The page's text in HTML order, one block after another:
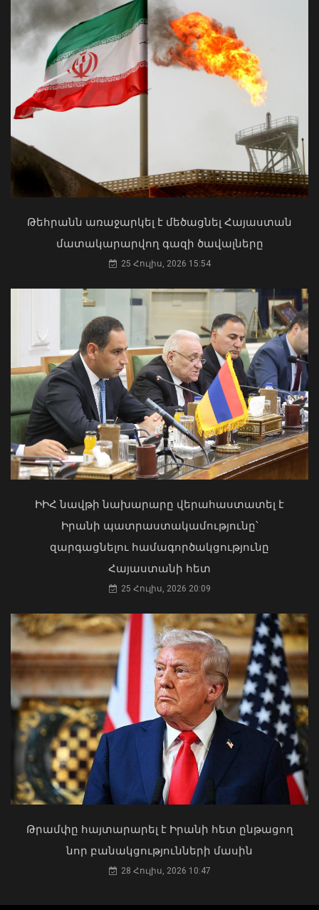
Գեղարքունիքի մարզում բախվել են
«Jeep»-ն ու «Ford»-ը. կա 4 վիրավոր
05 Օգոստոս, 2026 22:23
Բուլղարիայի ԱԳՆ-ն շնորհավորել է
Արարատ Միրզոյանին
05 Օգոստոս, 2026 22:13
քննարկել են ԹՐԻՓՓ նախագիծը և
դրա իրականացման կարևորությունը
Սոցցանցերում սուպերմարկետներից
մեկի անունից քաղաքացիներին
առաջարկվում է մասնակցել
է
ՀՀ երկաթուղին ազգային
ռազմավարական սեփականություն է
և պետք է կառավարվի ՀՀ
Բաբաջանյան
31 Հուլիս, 2026 12:08
Երևանի Կենտրոնում պետության
սեփականության իրավունքն է
տարածքի և հողամասի նկատմամբ
31 Հուլիս, 2026 15:26
Մկրտության արարողությունից հետո
Արտաշատում 14 մարդ թունավորման
ախտանիշներով դիմել է ԲԿ. ՀՎԿԱԿ
02 Օգոստոս, 2026 15:06
Թեհրանն առաջարկել է մեծացնել Հայաստան
մատակարարվող գազի ծավալները
25 Հուլիս, 2026 15:54
ԻԻՀ նավթի նախարարը վերահաստատել է
Իրանի պատրաստակամությունը՝
զարգացնելու համագործակցությունը
Հայաստանի հետ
25 Հուլիս, 2026 20:09
Թրամփը հայտարարել է Իրանի հետ ընթացող
նոր բանակցությունների մասին
28 Հուլիս, 2026 10:47